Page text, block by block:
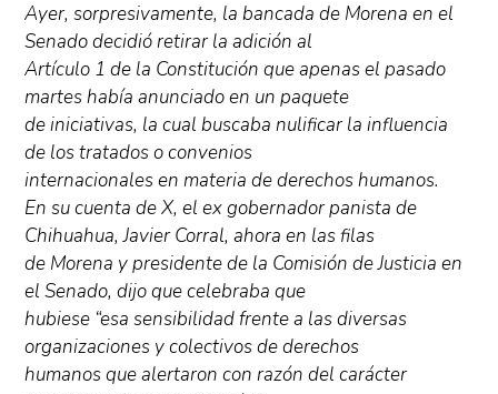
Ayer, sorpresivamente, la bancada de Morena en el
Senado decidió retirar la adición al
Artículo 1 de la Constitución que apenas el pasado
martes había anunciado en un paquete
de iniciativas, la cual buscaba nulificar la influencia
de los tratados o convenios
internacionales en materia de derechos humanos.
En su cuenta de X, el ex gobernador panista de
Chihuahua, Javier Corral, ahora en las filas
de Morena y presidente de la Comisión de Justicia en
el Senado, dijo que celebraba que
hubiese “esa sensibilidad frente a las diversas
organizaciones y colectivos de derechos
humanos que alertaron con razón del carácter